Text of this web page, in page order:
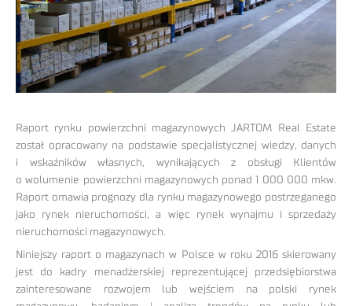
Raport rynku powierzchni magazynowych JARTOM Real Estate
został opracowany na podstawie specjalistycznej wiedzy, danych
i wskaźników własnych, wynikających z obsługi Klientów
o wolumenie powierzchni magazynowych ponad 1 000 000 mkw.
Raport omawia prognozy dla rynku magazynowego postrzeganego
jako rynek nieruchomości, a więc rynek wynajmu i sprzedaży
nieruchomości magazynowych.
Niniejszy raport o magazynach w Polsce w roku 2016 skierowany
jest do kadry menadżerskiej reprezentującej przedsiębiorstwa
zainteresowane rozwojem lub wejściem na polski rynek